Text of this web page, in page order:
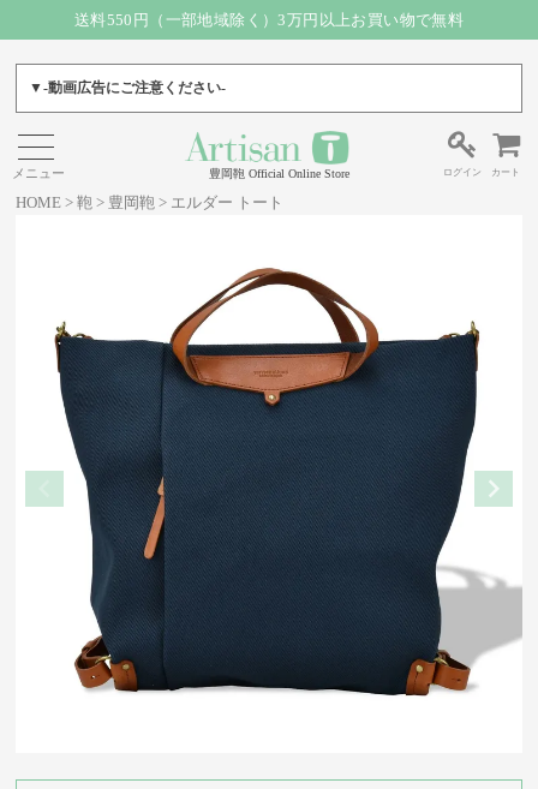
送料550円（一部地域除く）3万円以上お買い物で無料
▼-動画広告にご注意ください-
豊岡鞄 Official Online Store ログイン カート
HOME 鞄 豊岡鞄 エルダー トート